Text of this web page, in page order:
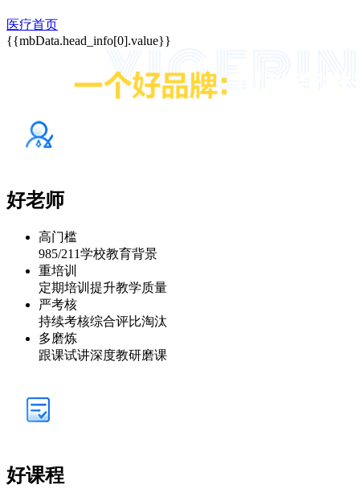
医疗首页
{{mbData.head_info[0].value}}
好老师
高门槛
985/211学校教育背景
重培训
定期培训提升教学质量
严考核
持续考核综合评比淘汰
多磨炼
跟课试讲深度教研磨课
好课程